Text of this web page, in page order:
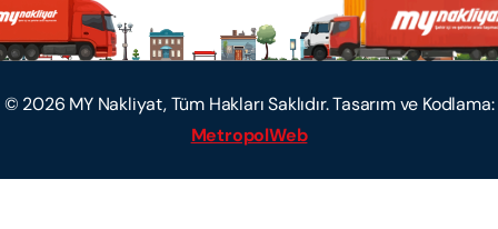
© 2026 MY Nakliyat, Tüm Hakları Saklıdır. Tasarım ve Kodlama:
MetropolWeb